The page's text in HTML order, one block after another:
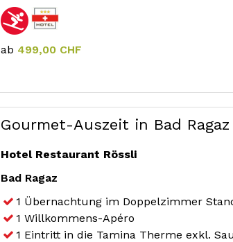
ab 499,00 CHF
Gourmet-Auszeit in Bad Ragaz
Hotel Restaurant Rössli
Bad Ragaz
1 Übernachtung im Doppelzimmer
1 Willkommens-Apéro
1 Eintritt in die Tamina Therme exkl.